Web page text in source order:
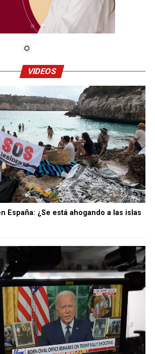
VIDEOS
España: ¿Se está ahogando a las islas